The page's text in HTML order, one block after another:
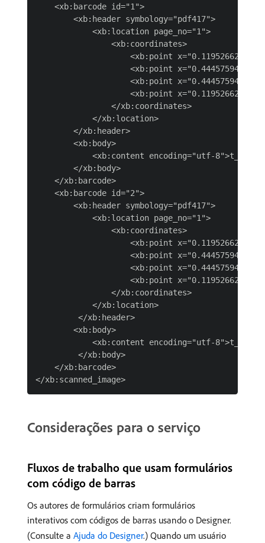
    <xb:barcode id="1">
        <xb:header symbology="pdf417">
            <xb:location page_no="1">
                <xb:coordinates>
<xb:point x="0.119526625"
<xb:point x="0.44457594"
<xb:point x="0.44457594"
<xb:point x="0.119526625"
                </xb:coordinates>
            </xb:location>
        </xb:header>
        <xb:body>
<xb:content encoding="utf-8">t_SID
        </xb:body>
    </xb:barcode>
    <xb:barcode id="2">
        <xb:header symbology="pdf417">
            <xb:location page_no="1">
                <xb:coordinates>
<xb:point x="0.119526625"
<xb:point x="0.44457594"
<xb:point x="0.44457594"
<xb:point x="0.119526625"
                </xb:coordinates>
            </xb:location>
         </xb:header>
        <xb:body>
<xb:content encoding="utf-
         </xb:body>
    </xb:barcode>
Considerações para o serviço
Fluxos de trabalho que usam formulários
com código de barras
Os autores de formulários criam formulários
interativos com códigos de barras usando o Designer.
(Consulte a Ajuda do Designer.) Quando um usuário